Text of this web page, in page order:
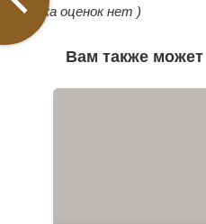
( Пока оценок нет )
Вам также